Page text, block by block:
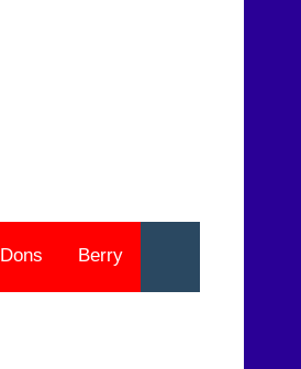
Dons Berry